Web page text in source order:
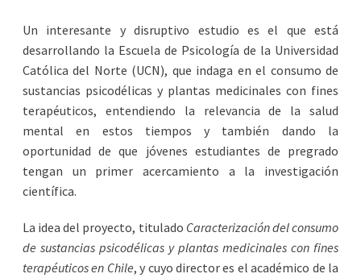
Un interesante y disruptivo estudio es el que está
desarrollando la Escuela de Psicología de la Universidad
Católica del Norte (UCN), que indaga en el consumo de
sustancias psicodélicas y plantas medicinales con fines
terapéuticos, entendiendo la relevancia de la salud
mental en estos tiempos y también dando la
oportunidad de que jóvenes estudiantes de pregrado
tengan un primer acercamiento a la investigación
científica.
La idea del proyecto, titulado Caracterización del consumo
de sustancias psicodélicas y plantas medicinales con fines
terapéuticos en Chile, y cuyo director es el académico de la